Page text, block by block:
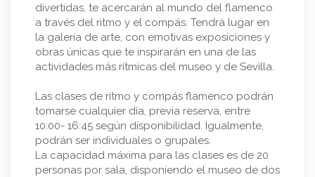
divertidas, te acercarán al mundo del flamenco
a través del ritmo y el compás. Tendrá lugar en
la galería de arte, con emotivas exposiciones y
obras únicas que te inspirarán en una de las
actividades más rítmicas del museo y de Sevilla.
Las clases de ritmo y compás flamenco podrán
tomarse cualquier día, previa reserva, entre
10:00- 16:45 según disponibilidad. Igualmente,
podrán ser individuales o grupales.
La capacidad máxima para las clases es de 20
personas por sala, disponiendo el museo de dos